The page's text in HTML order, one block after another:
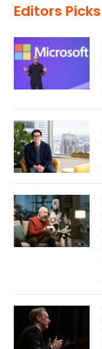
Editors Picks